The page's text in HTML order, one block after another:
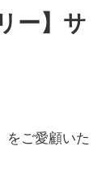
ー】サ
をご愛顧いた